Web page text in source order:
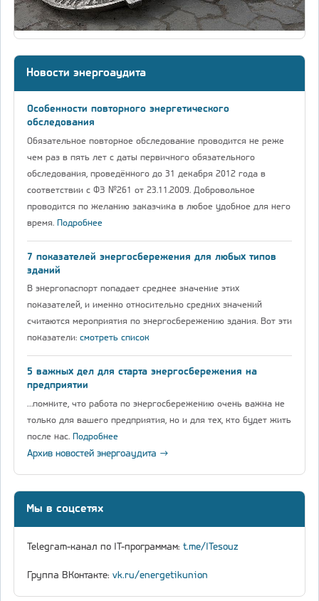
Новости энергоаудита
Особенности повторного энергетического
обследования
Обязательное повторное обследование проводится не реже
чем раз в пять лет с даты первичного обязательного
обследования, проведённого до 31 декабря 2012 года в
соответствии с ФЗ №261 от 23.11.2009. Добровольное
проводится по желанию заказчика в любое удобное для него
время. Подробнее
7 показателей энергосбережения для любых типов
зданий
В энергопаспорт попадает среднее значение этих
показателей, и именно относительно средних значений
считаются мероприятия по энергосбережению здания. Вот эти
показатели: смотреть список
5 важных дел для старта энергосбережения на
предприятии
…помните, что работа по энергосбережению очень важна не
только для вашего предприятия, но и для тех, кто будет жить
после нас. Подробнее
Архив новостей энергоаудита →
Мы в соцсетях
Telegram-канал по IT-программам: t.me/ITesouz
Группа ВКонтакте: vk.ru/energetikunion